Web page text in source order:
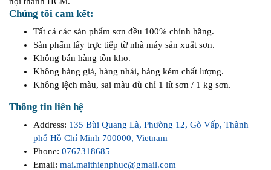
Chúng tôi cam kết:
Tất cả các sản phẩm sơn đều 100% chính hãng.
Sản phẩm lấy trực tiếp từ nhà máy sản xuất sơn.
Không bán hàng tồn kho.
Không hàng giả, hàng nhái, hàng kém chất lượng.
Không lệch màu, sai màu dù chỉ 1 lít sơn / 1 kg sơn.
Thông tin liên hệ
Address: 135 Bùi Quang Là, Phường 12, Gò Vấp, Thành
phố Hồ Chí Minh 700000, Vietnam
Phone: 0767318685
Email: mai.maithienphuc@gmail.com